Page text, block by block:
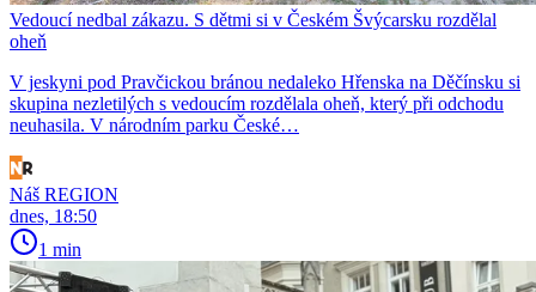
Vedoucí nedbal zákazu. S dětmi si v Českém Švýcarsku rozdělal
oheň
V jeskyni pod Pravčickou bránou nedaleko Hřenska na Děčínsku si
skupina nezletilých s vedoucím rozdělala oheň, který při odchodu
neuhasila. V národním parku České…
Náš REGION
dnes, 18:50
1 min